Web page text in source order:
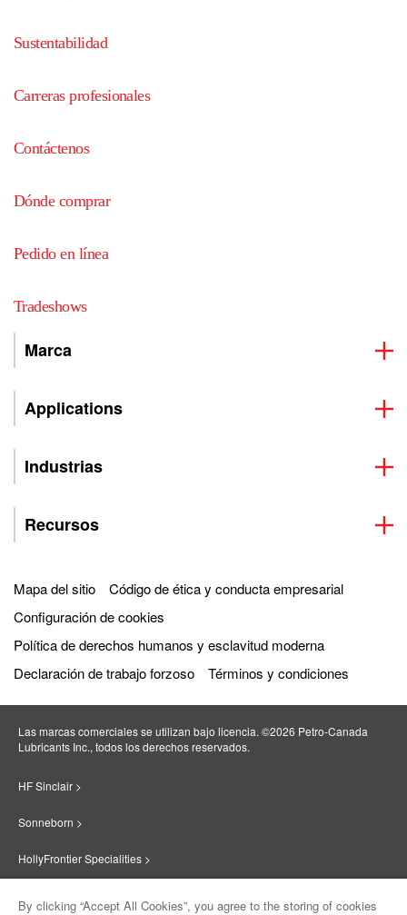
Sustentabilidad
Carreras profesionales
Contáctenos
Dónde comprar
Pedido en línea
Tradeshows
Marca
Applications
Industrias
Recursos
Mapa del sitio
Código de ética y conducta empresarial
Configuración de cookies
Política de derechos humanos y esclavitud moderna
Declaración de trabajo forzoso
Términos y condiciones
Las marcas comerciales se utilizan bajo licencia. ©2026 Petro‐Canada
Lubricants Inc., todos los derechos reservados.
HF Sinclair >
Sonneborn >
HollyFrontier Specialities >
By clicking “Accept All Cookies”, you agree to the storing of cookies